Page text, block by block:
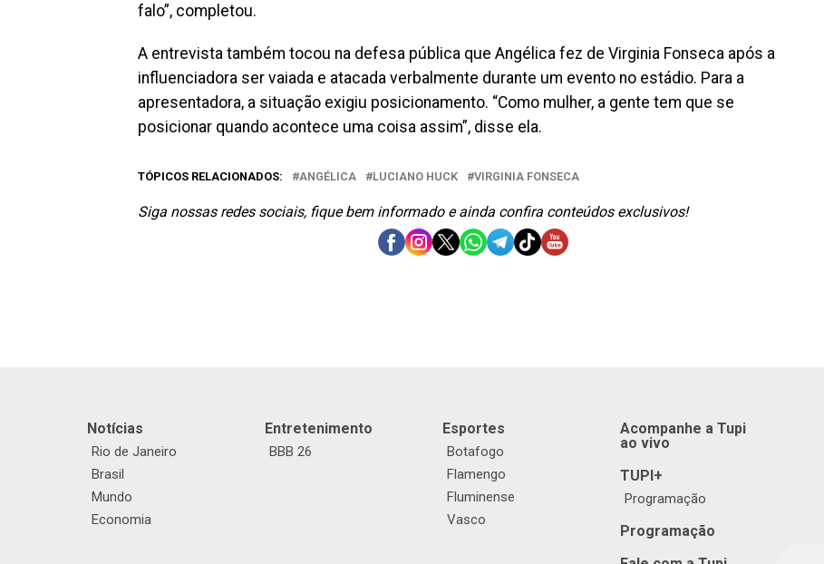
falo”, completou.
A entrevista também tocou na defesa pública que Angélica fez de Virginia Fonseca após a
influenciadora ser vaiada e atacada verbalmente durante um evento no estádio. Para a
apresentadora, a situação exigiu posicionamento. “Como mulher, a gente tem que se
posicionar quando acontece uma coisa assim”, disse ela.
TÓPICOS RELACIONADOS: ANGÉLICA LUCIANO HUCK VIRGINIA FONSECA
Siga nossas redes sociais, fique bem informado e ainda confira conteúdos exclusivos!
Notícias
Rio de Janeiro
Brasil
Mundo
Economia
Entretenimento
BBB 26
Esportes
Botafogo
Flamengo
Fluminense
Vasco
Acompanhe a Tupi
ao vivo
TUPI+
Programação
Programação